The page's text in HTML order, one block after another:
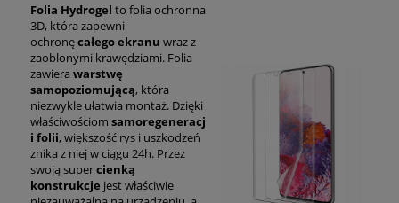
Folia Hydrogel to folia ochronna
3D, która zapewni
ochronęcałego ekranu wraz z
zaoblonymi krawędziami. Folia
zawiera warstwę
samopoziomującą, która
niezwykle ułatwia montaż. Dzięki
właściwościom samoregeneracj
i folii, większość rys i uszkodzeń
znika z niej w ciągu 24h. Przez
swoją supercienką
konstrukcje jest właściwie